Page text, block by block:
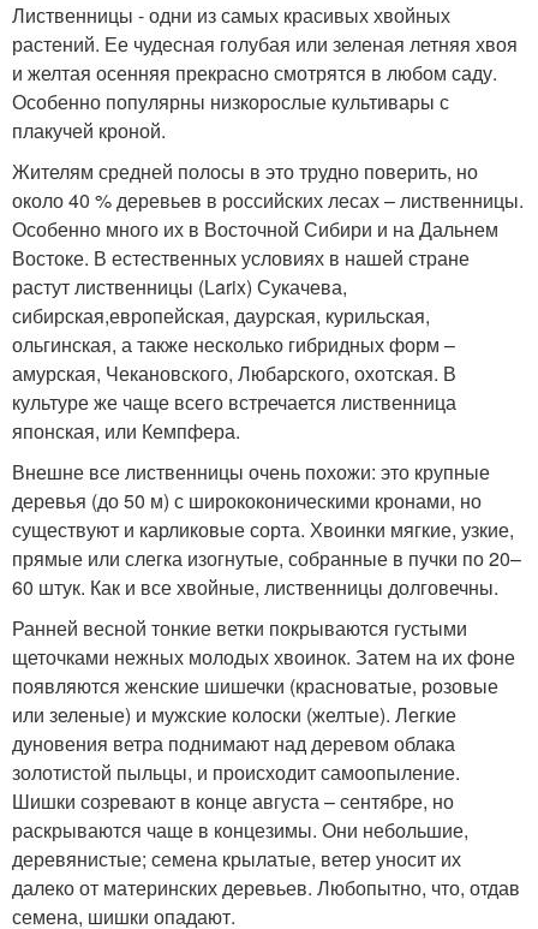
Лиственницы - одни из самых красивых хвойных
растений. Ее чудесная голубая или зеленая летняя хвоя
и желтая осенняя прекрасно смотрятся в любом саду.
Особенно популярны низкорослые культивары с
плакучей кроной.
Жителям средней полосы в это трудно поверить, но
около 40 % деревьев в российских лесах – лиственницы.
Особенно много их в Восточной Сибири и на Дальнем
Востоке. В естественных условиях в нашей стране
растут лиственницы (Larix) Сукачева,
сибирская,европейская, даурская, курильская,
ольгинская, а также несколько гибридных форм –
амурская, Чекановского, Любарского, охотская. В
культуре же чаще всего встречается лиственница
японская, или Кемпфера.
Внешне все лиственницы очень похожи: это крупные
деревья (до 50 м) с ширококоническими кронами, но
существуют и карликовые сорта. Хвоинки мягкие, узкие,
прямые или слегка изогнутые, собранные в пучки по 20–
60 штук. Как и все хвойные, лиственницы долговечны.
Ранней весной тонкие ветки покрываются густыми
щеточками нежных молодых хвоинок. Затем на их фоне
появляются женские шишечки (красноватые, розовые
или зеленые) и мужские колоски (желтые). Легкие
дуновения ветра поднимают над деревом облака
золотистой пыльцы, и происходит самоопыление.
Шишки созревают в конце августа – сентябре, но
раскрываются чаще в концезимы. Они небольшие,
деревянистые; семена крылатые, ветер уносит их
далеко от материнских деревьев. Любопытно, что, отдав
семена, шишки опадают.